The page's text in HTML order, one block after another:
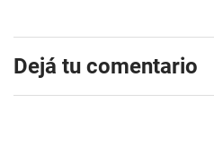
Dejá tu comentario